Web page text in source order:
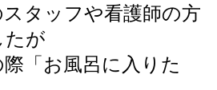
タッフや看護師の方
たが
「お風呂に入りた